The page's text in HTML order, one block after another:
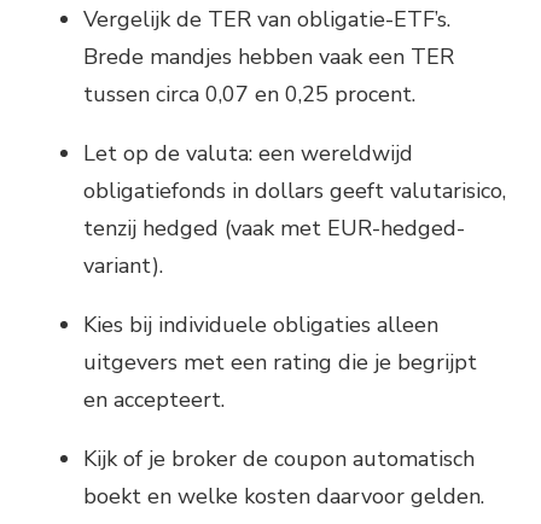
Vergelijk de TER van obligatie-ETF’s.
Brede mandjes hebben vaak een TER
tussen circa 0,07 en 0,25 procent.
Let op de valuta: een wereldwijd
obligatiefonds in dollars geeft valutarisico,
tenzij hedged (vaak met EUR-hedged-
variant).
Kies bij individuele obligaties alleen
uitgevers met een rating die je begrijpt
en accepteert.
Kijk of je broker de coupon automatisch
boekt en welke kosten daarvoor gelden.